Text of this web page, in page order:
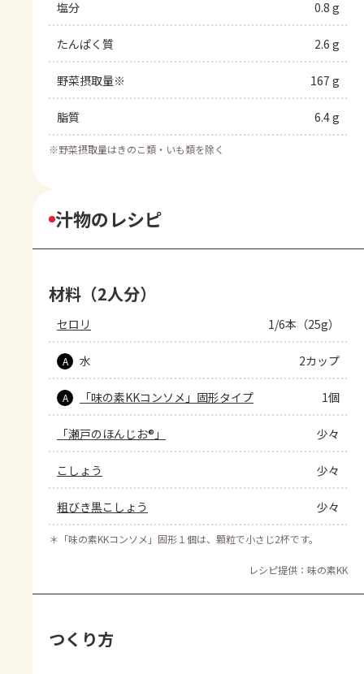
塩分 0.8 g
たんぱく質 2.6 g
野菜摂取量※ 167 g
脂質 6.4 g
※野菜摂取量はきのこ類・いも類を除く
汁物のレシピ
材料（2人分）
セロリ 1/6本（25g）
A 水 2カップ
A 「味の素KKコンソメ」固形タイプ 1個
「瀬戸のほんじお®」 少々
こしょう 少々
粗びき黒こしょう 少々
＊ 「味の素KKコンソメ」固形１個は、顆粒で小さじ2杯です。
レシピ提供：味の素KK
つくり方